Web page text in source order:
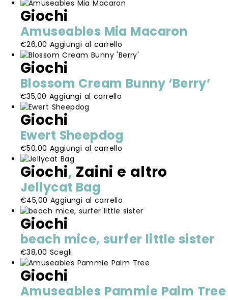
Giochi
Amuseables Mia Macaron
€26,00 Aggiungi al carrello
Giochi
Blossom Cream Bunny ‘Berry’
€35,00 Aggiungi al carrello
Giochi
Ewert Sheepdog
€50,00 Aggiungi al carrello
Giochi, Zaini e altro
Jellycat Bag
€45,00 Aggiungi al carrello
Giochi
beach mice, surfer little sister
€38,00 Scegli
prodotto
varianti.
Giochi
Amuseables Pammie Palm Tree